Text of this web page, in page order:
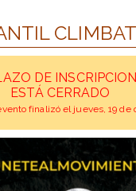
DE
ESTÁ CERRADO
finalizó el jueves, 19 de